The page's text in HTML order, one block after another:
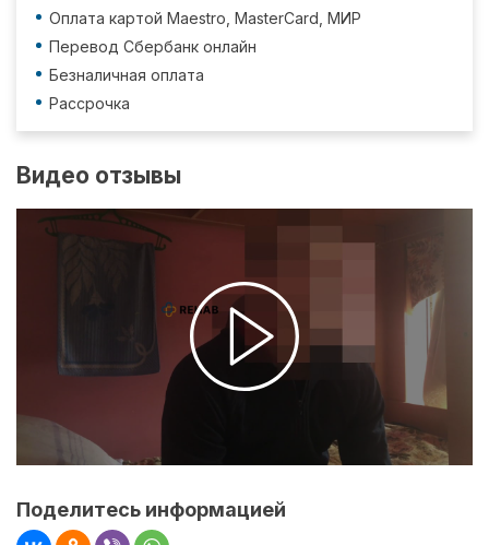
Оплата картой Maestro, MasterCard, МИР
Перевод Сбербанк онлайн
Безналичная оплата
Рассрочка
Видео отзывы
Поделитесь информацией